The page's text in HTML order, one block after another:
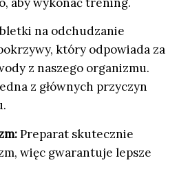
na odchudzanie
który odpowiada za
z naszego organizmu.
z głównych przyczyn
Preparat skutecznie
więc gwarantuje lepsze